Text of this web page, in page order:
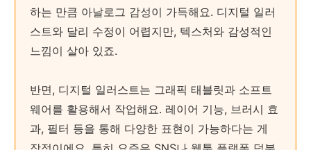
하는 만큼 아날로그 감성이 가득해요. 디지털 일러
스트와 달리 수정이 어렵지만, 텍스처와 감성적인
느낌이 살아 있죠.
반면, 디지털 일러스트는 그래픽 태블릿과 소프트
웨어를 활용해서 작업해요. 레이어 기능, 브러시 효
과, 필터 등을 통해 다양한 표현이 가능하다는 게